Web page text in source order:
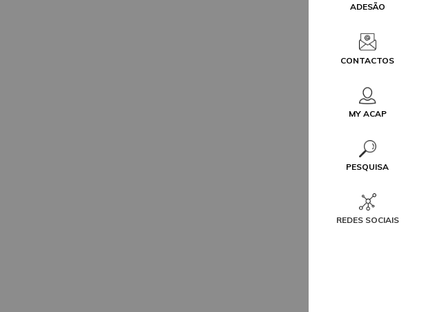
ADESÃO
CONTACTOS
MY ACAP
PESQUISA
REDES SOCIAIS